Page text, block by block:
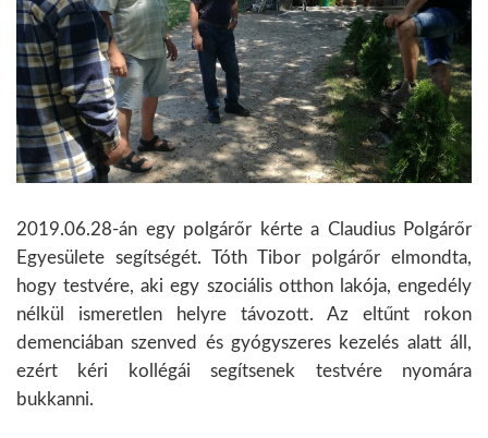
2019.06.28-án egy polgárőr kérte a Claudius Polgárőr
Egyesülete segítségét. Tóth Tibor polgárőr elmondta,
hogy testvére, aki egy szociális otthon lakója, engedély
nélkül ismeretlen helyre távozott. Az eltűnt rokon
demenciában szenved és gyógyszeres kezelés alatt áll,
ezért kéri kollégái segítsenek testvére nyomára
bukkanni.